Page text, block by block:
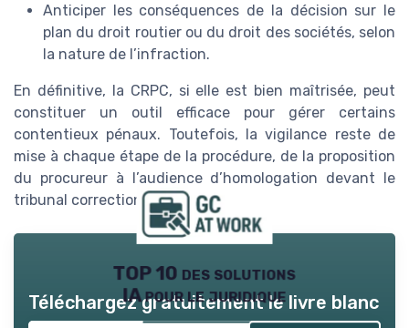
Anticiper les conséquences de la décision sur le
plan du droit routier ou du droit des sociétés, selon
la nature de l’infraction.
En définitive, la CRPC, si elle est bien maîtrisée, peut
constituer un outil efficace pour gérer certains
contentieux pénaux. Toutefois, la vigilance reste de
mise à chaque étape de la procédure, de la proposition
du procureur à l’audience d’homologation devant le
tribunal correctionnel.
TOP 10 des solutions
IA pour le juridique
Téléchargez gratuitement le livre blanc